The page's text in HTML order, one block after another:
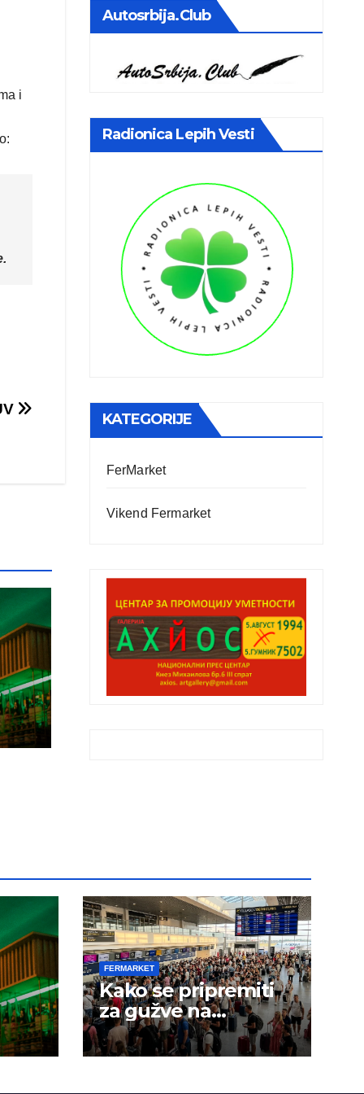
i
Autosrbija.club
Radionica Lepih Vesti
KATEGORIJE
FerMarket
Vikend Fermarket
FERMARKET
Kako se pripremiti
za gužve na
aerodromima?